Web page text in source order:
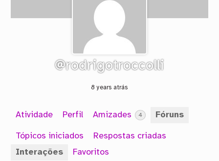
@rodrigotroccolli
8 years atrás
Atividade Perfil Amizades 4 Fóruns
Tópicos iniciados
Respostas criadas
Interações
Favoritos